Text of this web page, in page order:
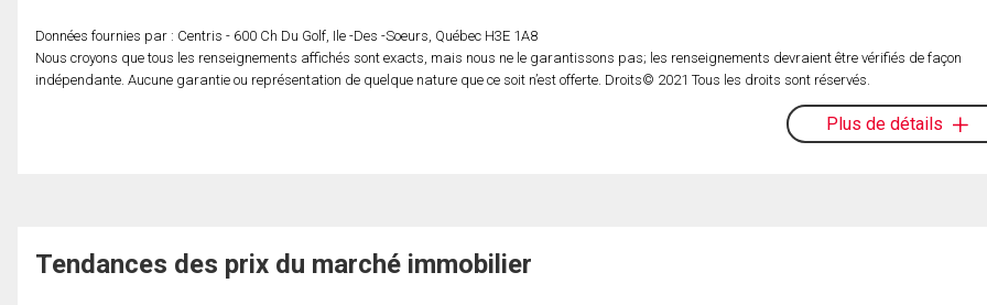
Données fournies par : Centris - 600 Ch Du Golf, Ile -Des -Soeurs, Québec H3E 1A8
Nous croyons que tous les renseignements affichés sont exacts, mais nous ne le garantissons pas; les renseignements devraient être vérifiés de façon
indépendante. Aucune garantie ou représentation de quelque nature que ce soit n’est offerte. Droits© 2021 Tous les droits sont réservés.
Plus de détails
Tendances des prix du marché immobilier